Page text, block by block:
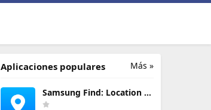
Más »
Aplicaciones populares
Samsung Find: Location Sharing